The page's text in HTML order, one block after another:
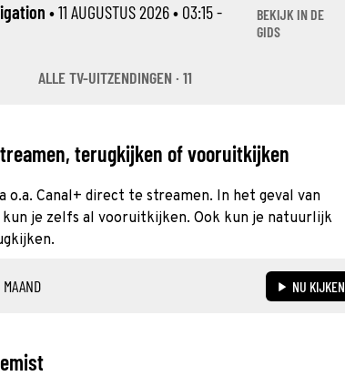
•11 AUGUSTUS 2026• 03:15 -
BEKIJK IN DE
GIDS
ALLE TV-UITZENDINGEN · 11
terugkijken of vooruitkijken
o.a. Canal+ direct te streamen. In het geval van
kun je zelfs al vooruitkijken. Ook kun je natuurlijk
NU KIJKEN